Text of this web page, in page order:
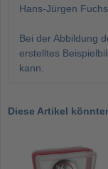
Hans-Jürgen Fuchs
Bei der Abbildung
erstelltes
kann.
Diese Artikel